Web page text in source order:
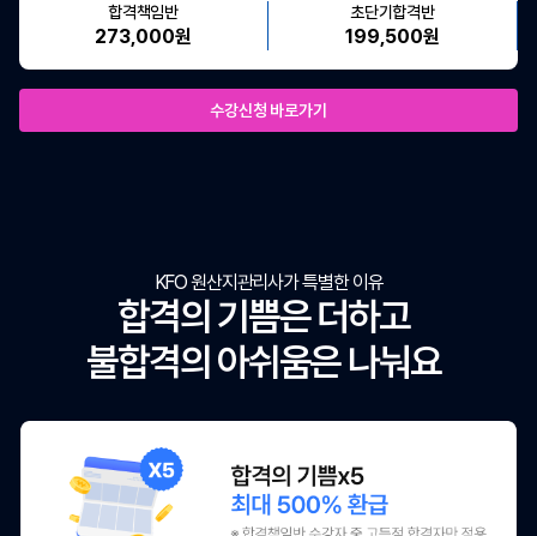
합격책임반
273,000원
초단기합격반
199,500원
수강신청 바로가기
KFO 원산지관리사가 특별한 이유
합격의 기쁨은 더하고
불합격의 아쉬움은 나눠요